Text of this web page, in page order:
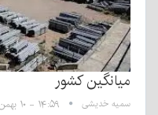
میانگین کشور
سمیه خدیشی ۱۴:۵۹ - ۱۰ بهمن ۱۴۰۱